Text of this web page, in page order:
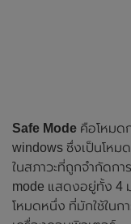
Safe Mode คือโหมด
windows ซึ่งเป็นโหม
ในสภาวะที่ถูกจำกัดกา
mode แสดงอยู่ทั้ง 4
โหมดหนึ่ง ที่มักใช้ในก